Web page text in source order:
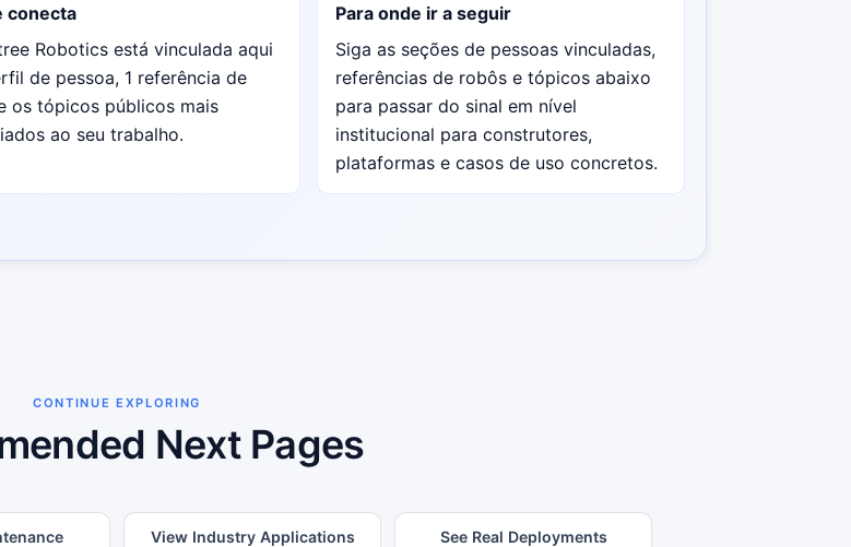
conecta
Robotics está vinculada aqui
de pessoa, 1 referência de
os tópicos públicos mais
ao seu trabalho.
Para onde ir a seguir
Siga as seções de pessoas vinculadas,
referências de robôs e tópicos abaixo
para passar do sinal em nível
institucional para construtores,
plataformas e casos de uso concretos.
CONTINUE EXPLORING
Next Pages
View Industry Applications See Real Deployments